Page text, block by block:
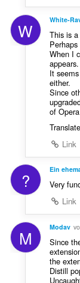
W White-
This is
When I
appears.
It
either.
Since
of
Link
? Ein
Very
Link
M Modav
Since
the
Distill